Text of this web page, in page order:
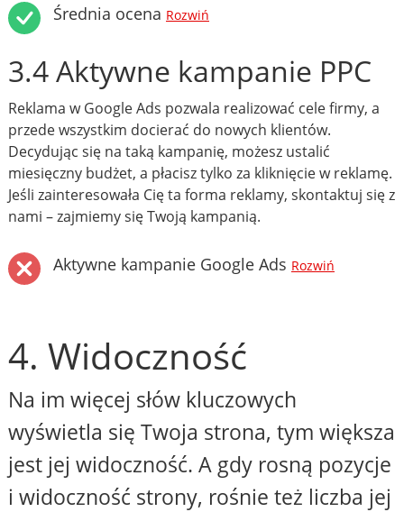
Średnia ocena Rozwiń
3.4 Aktywne kampanie PPC
Reklama w Google Ads pozwala realizować cele firmy, a
przede wszystkim docierać do nowych klientów.
Decydując się na taką kampanię, możesz ustalić
miesięczny budżet, a płacisz tylko za kliknięcie w reklamę.
Jeśli zainteresowała Cię ta forma reklamy, skontaktuj się z
nami – zajmiemy się Twoją kampanią.
Aktywne kampanie Google Ads Rozwiń
4. Widoczność
Na im więcej słów kluczowych
wyświetla się Twoja strona, tym większa
jest jej widoczność. A gdy rosną pozycje
i widoczność strony, rośnie też liczba jej